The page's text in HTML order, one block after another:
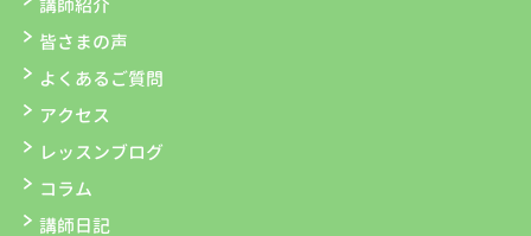
講師紹介
皆さまの声
よくあるご質問
アクセス
レッスンブログ
コラム
講師日記